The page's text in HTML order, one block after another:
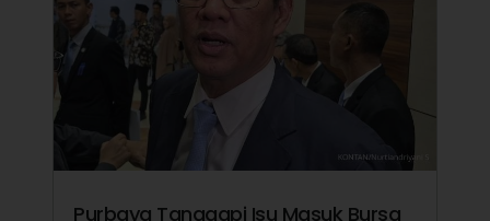
Purbaya Tanggapi Isu Masuk Bursa